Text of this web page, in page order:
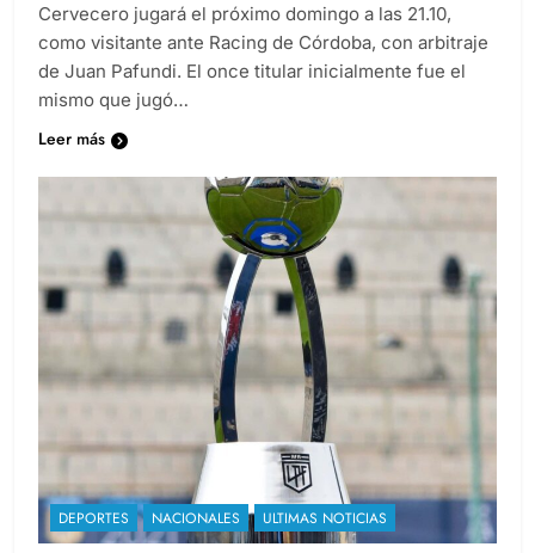
Cervecero jugará el próximo domingo a las 21.10,
como visitante ante Racing de Córdoba, con arbitraje
de Juan Pafundi. El once titular inicialmente fue el
mismo que jugó…
Leer más
DEPORTES NACIONALES ULTIMAS NOTICIAS